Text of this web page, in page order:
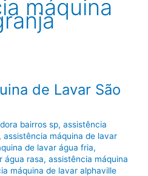
máquina
de Lavar São
bairros sp,assistência
,assistência máquina de lavar
de lavar água fria,
água rasa,assistência máquina
máquina de lavar alphaville